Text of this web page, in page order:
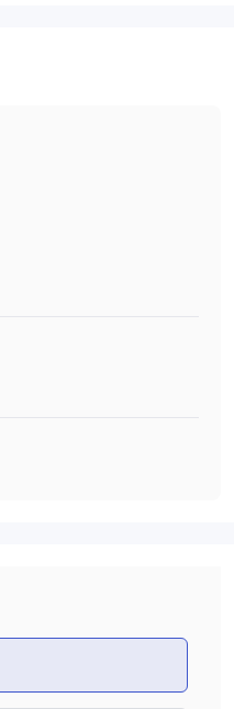
理資金。此外， Topeu提供
供客戶支持進一步增強了交易
和問責，其不受監管的狀況引
能會阻礙新交易者的學習過
場趨勢的機會。以下是可用的
以在動態的外匯市場上交易
對均可進行交易，使交易者能
地區的各種指數。 Topeu涵
數、納斯達克指數和富時